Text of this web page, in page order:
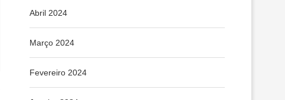
Abril 2024
Março 2024
Fevereiro 2024